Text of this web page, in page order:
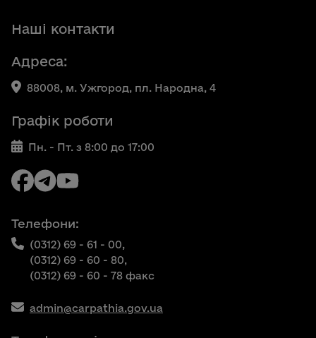
Наші контакти
Адреса:
88008, м. Ужгород, пл. Народна, 4
Графік роботи
Пн. - Пт. з 8:00 до 17:00
Телефони:
(0312) 69 - 61 - 00,
(0312) 69 - 60 - 80,
(0312) 69 - 60 - 78 факс
admin@carpathia.gov.ua